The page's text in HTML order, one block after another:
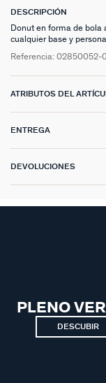
DESCRIPCIÓN
Donut en forma de bola
cualquier base y
Referencia: 02850052-
ATRIBUTOS DEL
ENTREGA
DEVOLUCIONES
PLENO
DESCUBIR